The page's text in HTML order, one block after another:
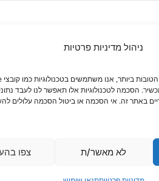
ניהול מדיניות פרטיות
הסכמה לטכנולוגיות אלו תאפשר לנו לעבד
באתר זה. אי הסכמה או ביטול הסכמה עלולים
לא מאשר/ת צפו